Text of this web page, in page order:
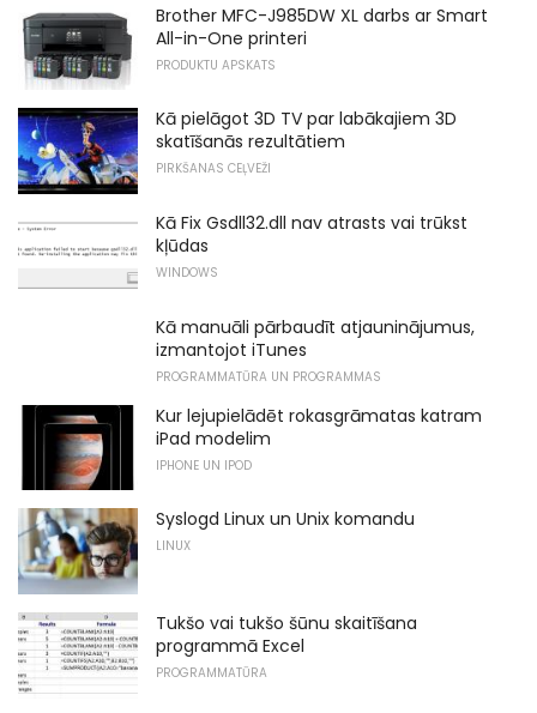
Brother MFC-J985DW XL darbs ar Smart
All-in-One printeri
PRODUKTU APSKATS
Kā pielāgot 3D TV par labākajiem 3D
skatīšanās rezultātiem
PIRKŠANAS CEĻVEŽI
Kā Fix Gsdll32.dll nav atrasts vai trūkst
kļūdas
WINDOWS
Kā manuāli pārbaudīt atjauninājumus,
izmantojot iTunes
PROGRAMMATŪRA UN PROGRAMMAS
Kur lejupielādēt rokasgrāmatas katram
iPad modelim
IPHONE UN IPOD
Syslogd Linux un Unix komandu
LINUX
Tukšo vai tukšo šūnu skaitīšana
programmā Excel
PROGRAMMATŪRA